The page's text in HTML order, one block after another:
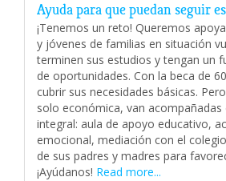
Ayuda para que puedan seguir
¡Tenemos un reto! Queremos
y jóvenes de familias en situación
terminen sus estudios y tengan un
de oportunidades. Con la beca de
cubrir sus necesidades básicas.
solo económica, van acompañadas
integral: aula de apoyo educativo,
emocional, mediación con el
de sus padres y madres para
¡Ayúdanos! Read more...